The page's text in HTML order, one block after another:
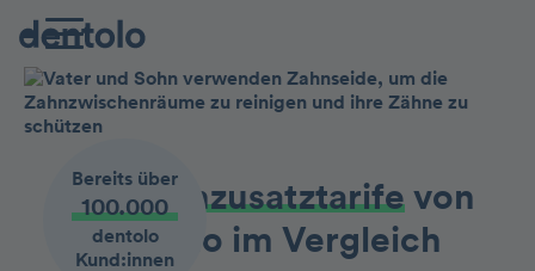
Die Zahnzusatztarifevon
dentolo im Vergleich
Bereits über
100.000
dentolo
Kund:innen